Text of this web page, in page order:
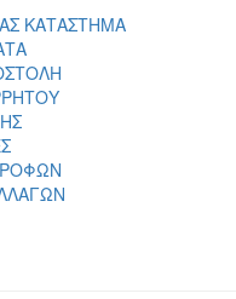
ΚΑΤΑΣΤΗΜΑ